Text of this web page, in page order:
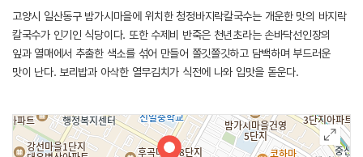
고양시 일산동구 밤가시마을에 위치한 청정바지락칼국수는 개운한 맛의 바지락
칼국수가 인기인 식당이다. 또한 수제비 반죽은 천년초라는 손바닥선인장의
잎과 열매에서 추출한 색소를 섞어 만들어 쫄깃쫄깃하고 담백하며 부드러운
맛이 난다. 보리밥과 아삭한 열무김치가 식전에 나와 입맛을 돋운다.